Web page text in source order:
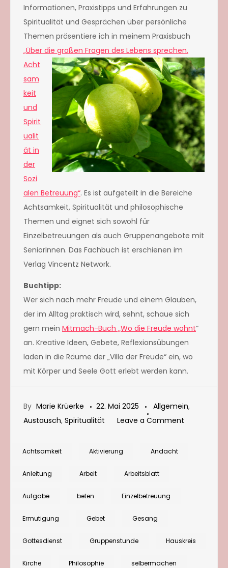
Informationen, Praxistipps und Erfahrungen zu
Spiritualität und Gesprächen über persönliche
Themen präsentiere ich in meinem Praxisbuch
„Über die großen Fragen des Lebens sprechen.
Acht
sam
keit
und
Spirit
ualit
ät in
der
Sozi
alen Betreuung“. Es ist aufgeteilt in die Bereiche
Achtsamkeit, Spiritualität und philosophische
Themen und eignet sich sowohl für
Einzelbetreuungen als auch Gruppenangebote mit
SeniorInnen. Das Fachbuch ist erschienen im
Verlag Vincentz Network.
Buchtipp:
Wer sich nach mehr Freude und einem Glauben,
der im Alltag praktisch wird, sehnt, schaue sich
gern mein Mitmach-Buch „Wo die Freude wohnt“
an. Kreative Ideen, Gebete, Reflexionsübungen
laden in die Räume der „Villa der Freude“ ein, wo
mit Körper und Seele Gott erlebt werden kann.
By Marie Krüerke 22. Mai 2025 Allgemein,
Austausch, Spiritualität Leave a Comment
Achtsamkeit Aktivierung Andacht
Anleitung Arbeit Arbeitsblatt
Aufgabe beten Einzelbetreuung
Ermutigung Gebet Gesang
Gottesdienst Gruppenstunde Hauskreis
Kirche Philosophie selbermachen